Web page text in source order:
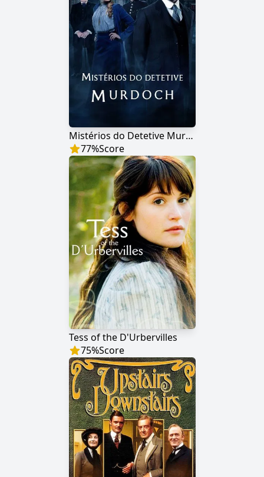
Mistérios do Detetive Murdoch
77%Score
Tess of the D'Urbervilles
75%Score